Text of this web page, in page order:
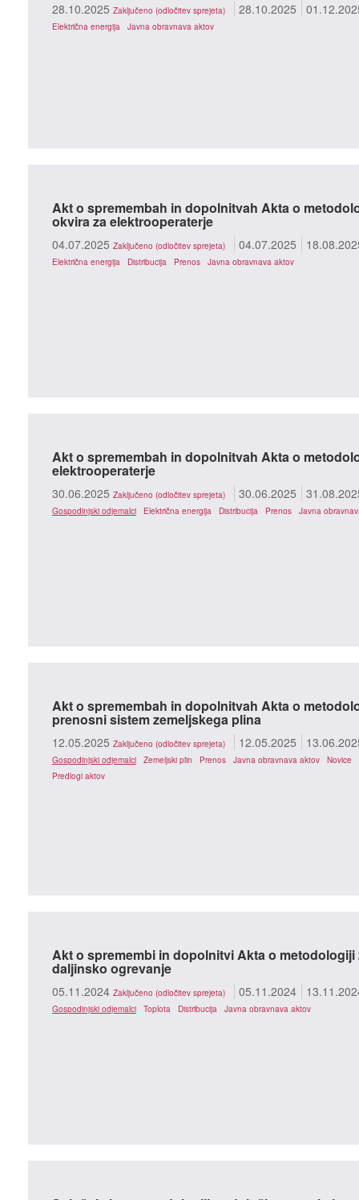
28.10.2025 Zaključeno (odločitev sprejeta) 28.10.2025
Električna energija Javna obravnava aktov
Akt o spremembah in dopolnitvah Akta o
okvira za elektrooperaterje
04.07.2025 Zaključeno (odločitev sprejeta) 04.07.2025
Električna energija Distribucija Prenos Javna obravnava aktov
Akt o spremembah in dopolnitvah Akta o
elektrooperaterje
30.06.2025 Zaključeno (odločitev sprejeta) 30.06.2025
Gospodinjski odjemalci Električna energija Distribucija Prenos Javna
Akt o spremembah in dopolnitvah Akta o
prenosni sistem zemeljskega plina
12.05.2025 Zaključeno (odločitev sprejeta) 12.05.2025
Gospodinjski odjemalci Zemeljski plin Prenos Javna obravnava aktov
Novice
Predlogi aktov
Akt o spremembi in dopolnitvi Akta o
daljinsko ogrevanje
05.11.2024 Zaključeno (odločitev sprejeta) 05.11.2024
Gospodinjski odjemalci Toplota Distribucija Javna obravnava aktov